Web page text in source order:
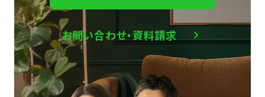
お問い合わせ・資料請求